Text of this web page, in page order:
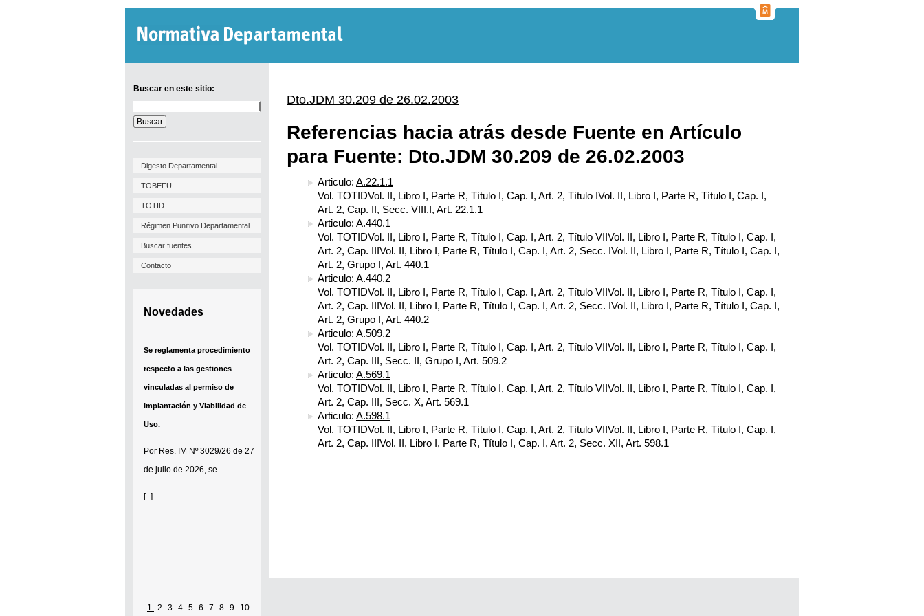
Buscar en este sitio:
en
este
sitio:
Digesto Departamental
TOBEFU
TOTID
Régimen Punitivo Departamental
Buscar fuentes
Contacto
Novedades
Se reglamenta procedimiento
respecto a las gestiones
vinculadas al permiso de
Implantación y Viabilidad de
Uso.
Por Res. IM Nº 3029/26 de 27
de julio de 2026, se...
[+]
1 2 3 4 5 6 7 8 9 10
Dto.JDM 30.209 de 26.02.2003
Referencias hacia atrás desde Fuente en Artículo
para Fuente: Dto.JDM 30.209 de 26.02.2003
Articulo: A.22.1.1
Vol. TOTIDVol. II, Libro I, Parte R, Título I, Cap. I, Art. 2, Título IVol. II, Libro I, Parte R, Título I, Cap. I,
Art. 2, Cap. II, Secc. VIII.I, Art. 22.1.1
Articulo: A.440.1
Vol. TOTIDVol. II, Libro I, Parte R, Título I, Cap. I, Art. 2, Título VIIVol. II, Libro I, Parte R, Título I, Cap. I,
Art. 2, Cap. IIIVol. II, Libro I, Parte R, Título I, Cap. I, Art. 2, Secc. IVol. II, Libro I, Parte R, Título I, Cap. I,
Art. 2, Grupo I, Art. 440.1
Articulo: A.440.2
Vol. TOTIDVol. II, Libro I, Parte R, Título I, Cap. I, Art. 2, Título VIIVol. II, Libro I, Parte R, Título I, Cap. I,
Art. 2, Cap. IIIVol. II, Libro I, Parte R, Título I, Cap. I, Art. 2, Secc. IVol. II, Libro I, Parte R, Título I, Cap. I,
Art. 2, Grupo I, Art. 440.2
Articulo: A.509.2
Vol. TOTIDVol. II, Libro I, Parte R, Título I, Cap. I, Art. 2, Título VIIVol. II, Libro I, Parte R, Título I, Cap. I,
Art. 2, Cap. III, Secc. II, Grupo I, Art. 509.2
Articulo: A.569.1
Vol. TOTIDVol. II, Libro I, Parte R, Título I, Cap. I, Art. 2, Título VIIVol. II, Libro I, Parte R, Título I, Cap. I,
Art. 2, Cap. III, Secc. X, Art. 569.1
Articulo: A.598.1
Vol. TOTIDVol. II, Libro I, Parte R, Título I, Cap. I, Art. 2, Título VIIVol. II, Libro I, Parte R, Título I, Cap. I,
Art. 2, Cap. IIIVol. II, Libro I, Parte R, Título I, Cap. I, Art. 2, Secc. XII, Art. 598.1